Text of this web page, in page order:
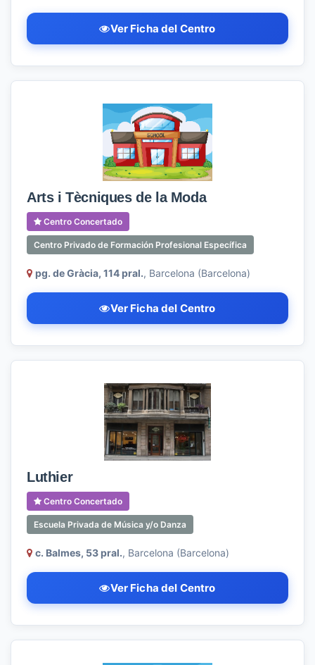
Ver Ficha del Centro
Arts i Tècniques de la Moda
Centro Concertado
Centro Privado de Formación Profesional Específica
pg. de Gràcia, 114 pral., Barcelona (Barcelona)
Ver Ficha del Centro
Luthier
Centro Concertado
Escuela Privada de Música y/o Danza
c. Balmes, 53 pral., Barcelona (Barcelona)
Ver Ficha del Centro